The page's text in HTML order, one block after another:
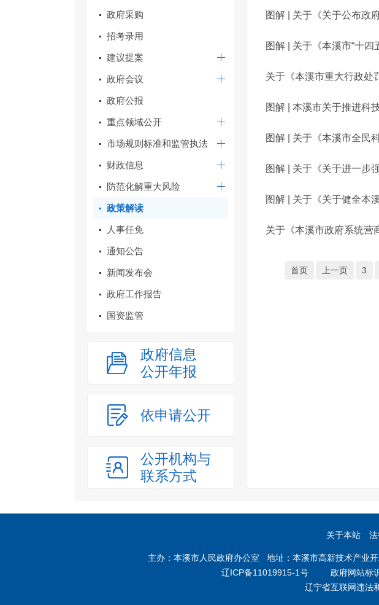
政府采购
招考录用
建议提案
政府会议
政府公报
重点领域公开
市场规则标准和监管执法
财政信息
防范化解重大风险
政策解读
人事任免
通知公告
新闻发布会
政府工作报告
国资监管
政府信息
公开年报
依申请公开
公开机构与
联系方式
图解 | 关于《关于公布政
图解 | 关于《本溪市“十
关于《本溪市重大行政处
图解 | 本溪市关于推进科
图解 | 关于《本溪市全民
图解 | 关于《关于进一步
图解 | 关于《关于健全本
关于《本溪市政府系统营
首页 上一页 3
关于本站
主办：本溪市人民政府办公室 地址：本溪市高新技术产业
辽ICP备11019915-1号 政府网站标
辽宁省互联网违法